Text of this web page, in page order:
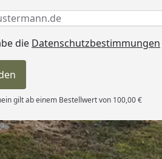
erforderlich
die Datenschutzbestimmungen
gilt ab einem Bestellwert von 100,00 €